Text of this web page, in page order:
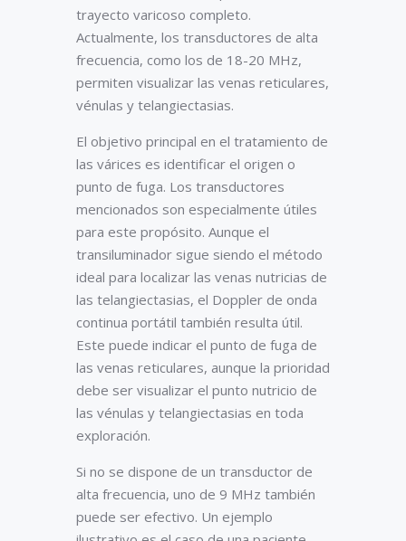
trayecto varicoso completo.
Actualmente, los transductores de alta
frecuencia, como los de 18-20 MHz,
permiten visualizar las venas reticulares,
vénulas y telangiectasias.
El objetivo principal en el tratamiento de
las várices es identificar el origen o
punto de fuga. Los transductores
mencionados son especialmente útiles
para este propósito. Aunque el
transiluminador sigue siendo el método
ideal para localizar las venas nutricias de
las telangiectasias, el Doppler de onda
continua portátil también resulta útil.
Este puede indicar el punto de fuga de
las venas reticulares, aunque la prioridad
debe ser visualizar el punto nutricio de
las vénulas y telangiectasias en toda
exploración.
Si no se dispone de un transductor de
alta frecuencia, uno de 9 MHz también
puede ser efectivo. Un ejemplo